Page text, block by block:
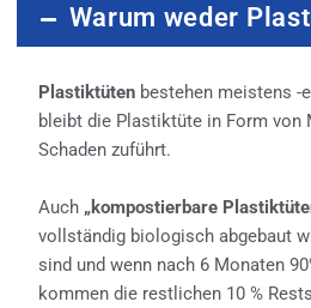
Warum weder
Plastiktüten bestehen meistens -
bleibt die Plastiktüte in Form von
Schaden zuführt.
Auch „kompostierbare
vollständig biologisch abgebaut
sind und wenn nach 6 Monaten
kommen die restlichen 10 %